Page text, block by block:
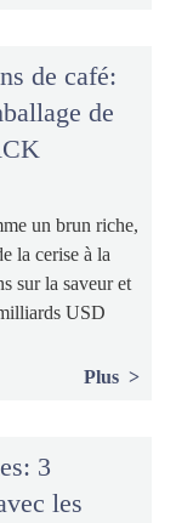
de café:
de
un brun riche,
la cerise à la
sur la saveur et
USD
Plus
3
les